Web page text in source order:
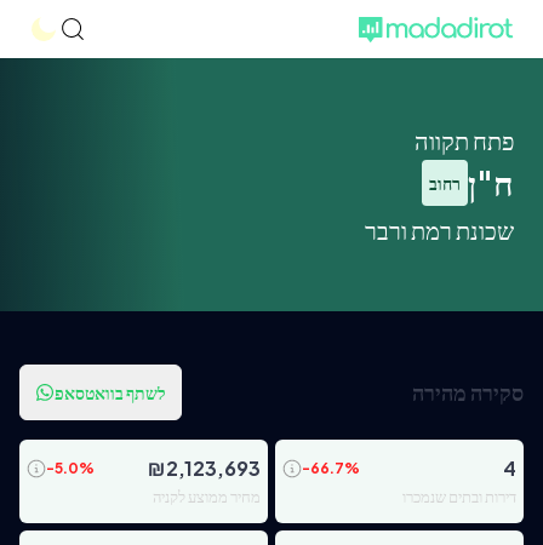
פתח תקווה
ח"ן רחוב
שכונת רמת ורבר
סקירה מהירה לשתף בוואטסאפ
4
-66.7%
דירות ובתים שנמכרו
₪2,123,693
-5.0%
מחיר ממוצע לקניה